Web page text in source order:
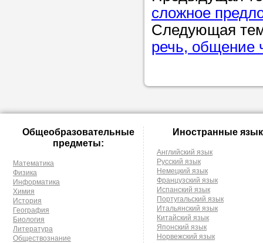
сложное
Следующая
речь, общение
Общеобразовательные
предметы:
Математика
Физика
Информатика
Химия
История
География
Биология
Литература
Обществознание
Иностранные
Английский язык
Русский язык
Немецкий язык
Французский язык
Испанский язык
Португальский язык
Итальянский язык
Китайский язык
Японский язык
Норвежский язык